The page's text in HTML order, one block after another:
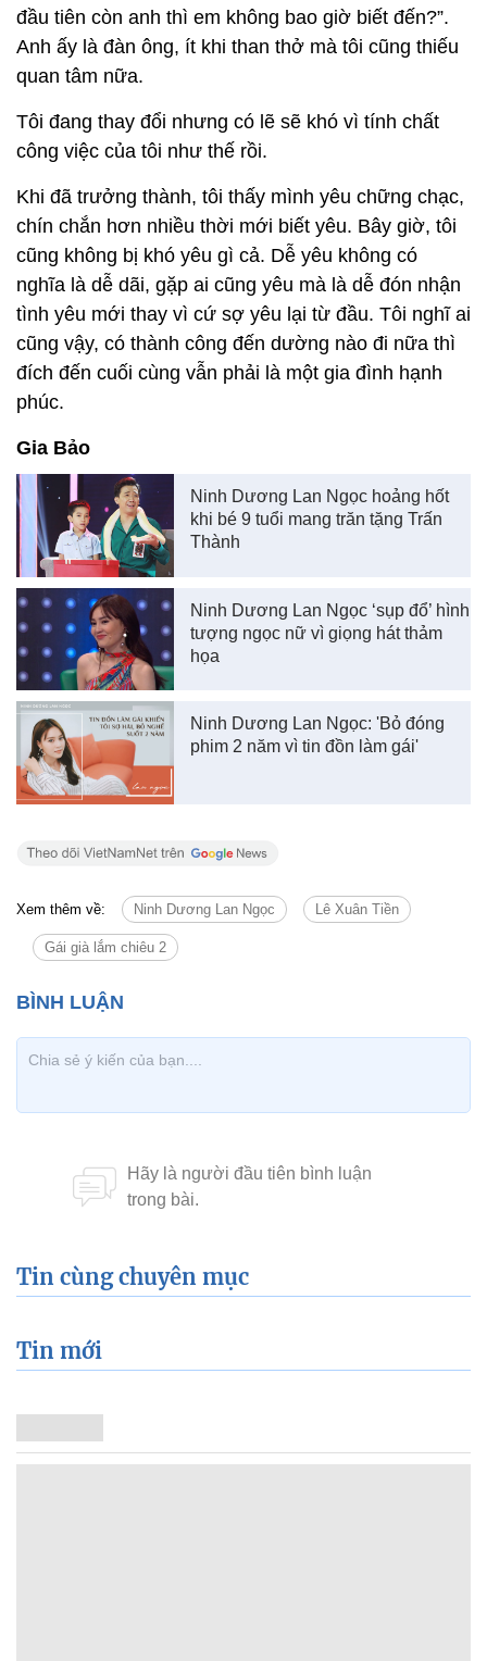
đầu tiên còn anh thì em không bao giờ biết đến?”.
Anh ấy là đàn ông, ít khi than thở mà tôi cũng thiếu
quan tâm nữa.
Tôi đang thay đổi nhưng có lẽ sẽ khó vì tính chất
công việc của tôi như thế rồi.
Khi đã trưởng thành, tôi thấy mình yêu chững chạc,
chín chắn hơn nhiều thời mới biết yêu. Bây giờ, tôi
cũng không bị khó yêu gì cả. Dễ yêu không có
nghĩa là dễ dãi, gặp ai cũng yêu mà là dễ đón nhận
tình yêu mới thay vì cứ sợ yêu lại từ đầu. Tôi nghĩ ai
cũng vậy, có thành công đến dường nào đi nữa thì
đích đến cuối cùng vẫn phải là một gia đình hạnh
phúc.
Gia Bảo
Ninh Dương Lan Ngọc hoảng hốt
khi bé 9 tuổi mang trăn tặng Trấn
Thành
Ninh Dương Lan Ngọc ‘sụp đổ’ hình
tượng ngọc nữ vì giọng hát thảm
họa
Ninh Dương Lan Ngọc: 'Bỏ đóng
phim 2 năm vì tin đồn làm gái'
Xem thêm về: Ninh Dương Lan Ngọc Lê Xuân Tiền
Gái già lắm chiêu 2
Tin cùng chuyên mục
Tin mới